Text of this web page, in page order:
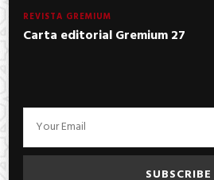
REVISTA GREMIUM
Carta editorial Gremium 27